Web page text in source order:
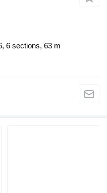
6 sections, 63 m